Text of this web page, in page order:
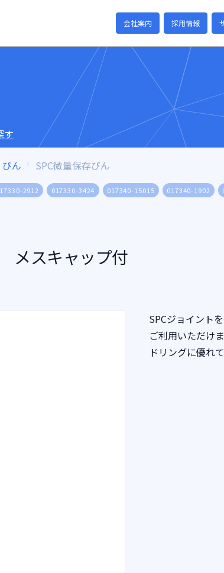
会社案内 採用情報
す
びん SPC微量保存びん
2912 017330-3424 017340-15015 017340-1902
メスキャップ付
SPCジョイント
ご利用いただけ
ドリングに優れて